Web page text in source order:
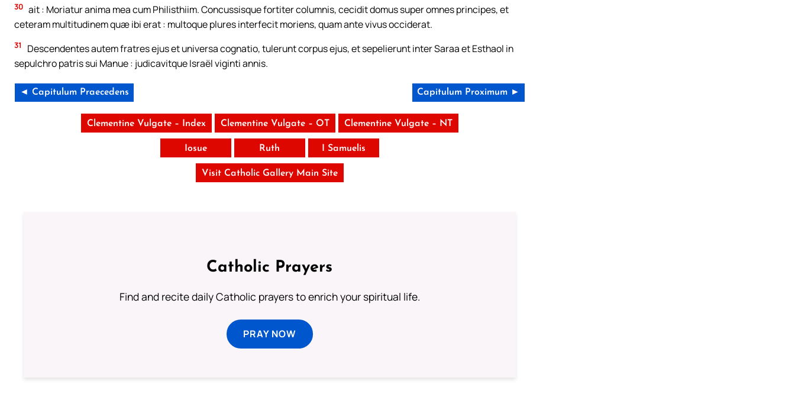
30 ait : Moriatur anima mea cum Philisthiim. Concussisque fortiter columnis, cecidit domus super omnes principes, et
ceteram multitudinem quæ ibi erat : multoque plures interfecit moriens, quam ante vivus occiderat.
31
Descendentes autem fratres ejus et universa cognatio, tulerunt corpus ejus, et sepelierunt inter Saraa et Esthaol in
sepulchro patris sui Manue : judicavitque Israël viginti annis.
◄ Capitulum Praecedens Capitulum Proximum ►
Clementine Vulgate – Index Clementine Vulgate – OT Clementine Vulgate – NT
Iosue Ruth I Samuelis
Visit Catholic Gallery Main Site
Catholic Prayers
Find and recite daily Catholic prayers to enrich your spiritual life.
PRAY NOW